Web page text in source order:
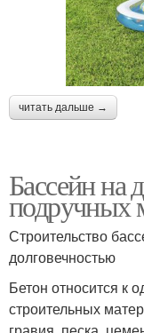
читать дальше →
Бассейн на
подручных
Строительство
долговечностью
Бетон относится к
строительных